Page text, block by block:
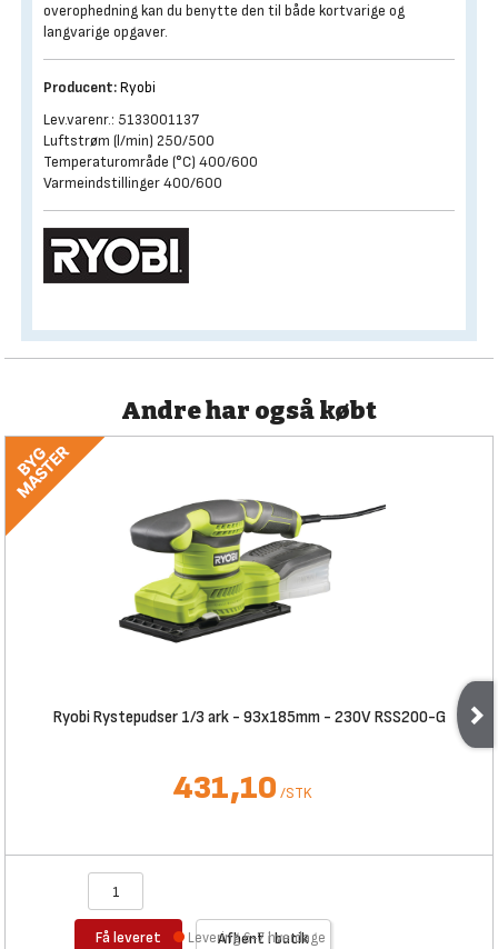
overophedning kan du benytte den til både kortvarige og
langvarige opgaver.
Producent:Ryobi
Lev.varenr.: 5133001137
Luftstrøm (l/min) 250/500
Temperaturområde (°C) 400/600
Varmeindstillinger 400/600
Andre har også købt
Ryobi Rystepudser 1/3 ark - 93x185mm - 230V RSS200-G
431,10 /STK
Få leveret Afhent i butik
Levering 6-7 hverdage